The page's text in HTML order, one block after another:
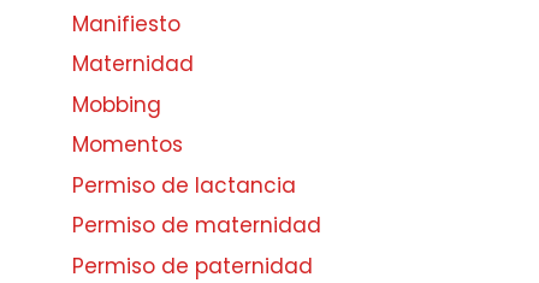
Manifiesto
Maternidad
Mobbing
Momentos
Permiso de lactancia
Permiso de maternidad
Permiso de paternidad